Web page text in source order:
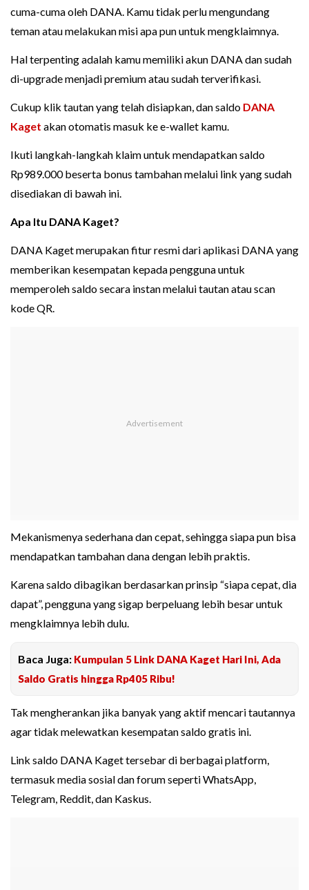
cuma-cuma oleh DANA. Kamu tidak perlu mengundang
teman atau melakukan misi apa pun untuk mengklaimnya.
Hal terpenting adalah kamu memiliki akun DANA dan sudah
di-upgrade menjadi premium atau sudah terverifikasi.
Cukup klik tautan yang telah disiapkan, dan saldo DANA
Kaget akan otomatis masuk ke e-wallet kamu.
Ikuti langkah-langkah klaim untuk mendapatkan saldo
Rp989.000 beserta bonus tambahan melalui link yang sudah
disediakan di bawah ini.
Apa Itu DANA Kaget?
DANA Kaget merupakan fitur resmi dari aplikasi DANA yang
memberikan kesempatan kepada pengguna untuk
memperoleh saldo secara instan melalui tautan atau scan
kode QR.
Mekanismenya sederhana dan cepat, sehingga siapa pun bisa
mendapatkan tambahan dana dengan lebih praktis.
Karena saldo dibagikan berdasarkan prinsip “siapa cepat, dia
dapat”, pengguna yang sigap berpeluang lebih besar untuk
mengklaimnya lebih dulu.
Baca Juga: Kumpulan 5 Link DANA Kaget Hari Ini, Ada
Saldo Gratis hingga Rp405 Ribu!
Tak mengherankan jika banyak yang aktif mencari tautannya
agar tidak melewatkan kesempatan saldo gratis ini.
Link saldo DANA Kaget tersebar di berbagai platform,
termasuk media sosial dan forum seperti WhatsApp,
Telegram, Reddit, dan Kaskus.